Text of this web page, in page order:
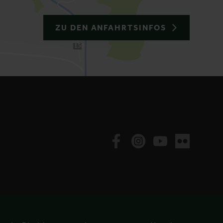
ZU DEN ANFAHRTSINFOS